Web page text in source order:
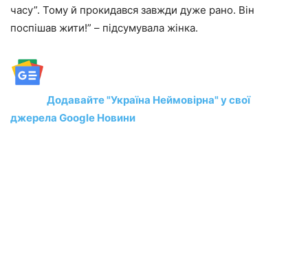
часу”. Тому й прокидався завжди дуже рано. Вiн
поспiшав жити!” – підсумувала жінка.
Додавайте "Україна Неймовірна" у свої
джерела Google Новини